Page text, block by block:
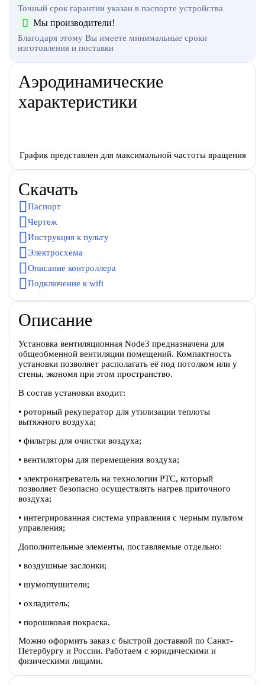
Точный срок гарантии указан в паспорте устройства
Мы производители!
Благодаря этому Вы имеете минимальные сроки
изготовления и поставки
Аэродинамические
характеристики
График представлен для максимальной частоты вращения
Скачать
Паспорт
Чертеж
Инструкция к пульту
Электросхема
Описание контроллера
Подключение к wifi
Описание
Установка вентиляционная Node3 предназначена для
общеобменной вентиляции помещений. Компактность
установки позволяет располагать её под потолком или у
стены, экономя при этом пространство.
В состав установки входит:
• роторный рекуператор для утилизации теплоты
вытяжного воздуха;
• фильтры для очистки воздуха;
• вентиляторы для перемещения воздуха;
• электронагреватель на технологии PTC, который
позволяет безопасно осуществлять нагрев приточного
воздуха;
• интегрированная система управления с черным пультом
управления;
Дополнительные элементы, поставляемые отдельно:
• воздушные заслонки;
• шумоглушители;
• охладитель;
• порошковая покраска.
Можно оформить заказ с быстрой доставкой по Санкт-
Петербургу и России. Работаем с юридическими и
физическими лицами.